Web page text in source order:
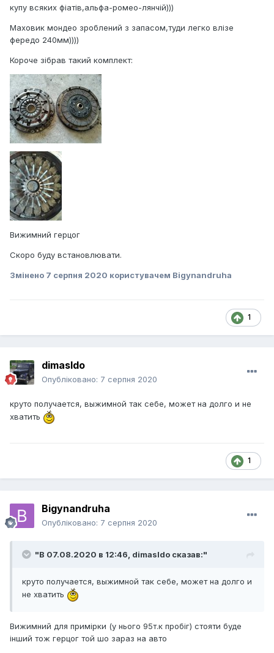
купу всяких фіатів,альфа-ромео-лянчій)))
Маховик мондео зроблений з запасом,туди легко влізе
фередо 240мм))))
Короче зібрав такий комплект:
Вижимний герцог
Скоро буду встановлювати.
Змінено 7 серпня 2020 користувачем Bigynandruha
1
dimasldo
Опубліковано: 7 серпня 2020
круто получается, выжимной так себе, может на долго и не
хватить
1
Bigynandruha
Опубліковано: 7 серпня 2020
"В 07.08.2020 в 12:46, dimasldo сказав:"
круто получается, выжимной так себе, может на долго и
не хватить
Вижимний для примірки (у нього 95т.к пробіг) стояти буде
інший тож герцог той шо зараз на авто